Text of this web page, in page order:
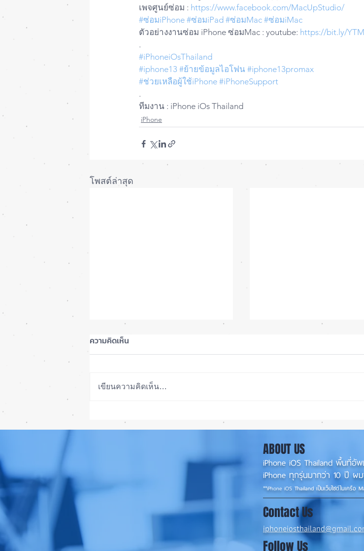
เพจศูนย์ซ่อม : https://www.facebook.com/MacUpStudio/
#ซ่อมiPhone #ซ่อมiPad #ซ่อมMac #ซ่อมiMac
ตัวอย่างงานซ่อม iPhone ซ่อมMac : youtube: https://bit.ly/
.
#iPhoneiOsThailand
#iphone13 #ย้ายข้อมูลไอโฟน #iphone13promax
#ช่วยเหลือผู้ใช้iPhone #iPhoneSupport
.
ทีมงาน : iPhone iOs Thailand
iPhone
โพสต์ล่าสุด
รอดปาฏิหาริย์ iPhone 17 Pro
Max ตกจากฟ้าไม่พัง! ⚡📱
iOS 27 ทำ iPhone จอใหญ่ขึ้
น่าใช้กว่าเดิม หลายแอปรอง
แนวนอนเต็มรูปแบบ! 📱✨
ความคิดเห็น
เขียนความคิดเห็น…
ABOUT US
iPhone iOS Thailand พื้นที่อั
iPhone ทุกรุ่นมากว่า 10 ปี ผ
**iPhone iOS Thailand เป็นเว็บไซต์ในเครื
Contact Us
Follow Us